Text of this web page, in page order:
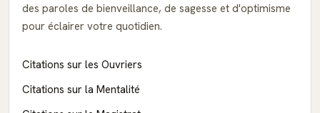
des paroles de bienveillance, de sagesse et d'optimisme
pour éclairer votre quotidien.
Citations sur les Ouvriers
Citations sur la Mentalité